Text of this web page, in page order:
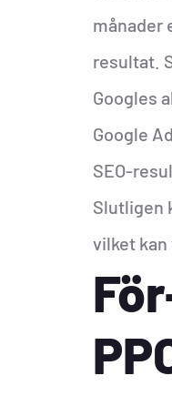
månader
resultat.
Googles
Google
SEO-
Slutligen
vilket kan